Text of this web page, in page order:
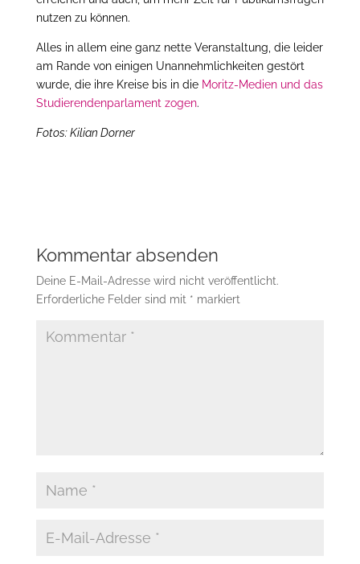
nutzen zu können.
Alles in allem eine ganz nette Veranstaltung, die leider
am Rande von einigen Unannehmlichkeiten gestört
wurde, die ihre Kreise bis in die Moritz-Medien und das
Studierendenparlament zogen.
Fotos: Kilian Dorner
Kommentar absenden
Deine E-Mail-Adresse wird nicht veröffentlicht.
Erforderliche Felder sind mit * markiert